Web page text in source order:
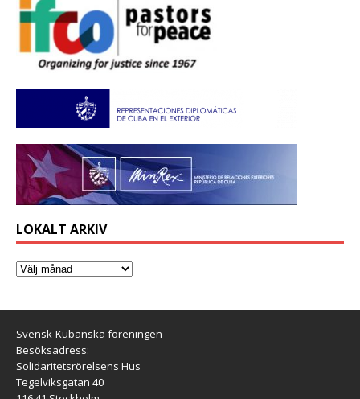
LOKALT ARKIV
Svensk-Kubanska föreningen
Besöksadress:
Solidaritetsrörelsens Hus
Tegelviksgatan 40